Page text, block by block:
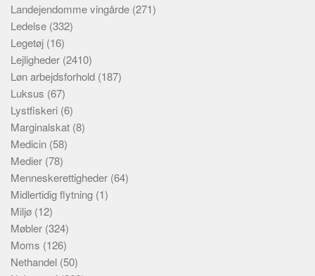
Landejendomme vingårde (271)
Ledelse (332)
Legetøj (16)
Lejligheder (2410)
Løn arbejdsforhold (187)
Luksus (67)
Lystfiskeri (6)
Marginalskat (8)
Medicin (58)
Medier (78)
Menneskerettigheder (64)
Midlertidig flytning (1)
Miljø (12)
Møbler (324)
Moms (126)
Nethandel (50)